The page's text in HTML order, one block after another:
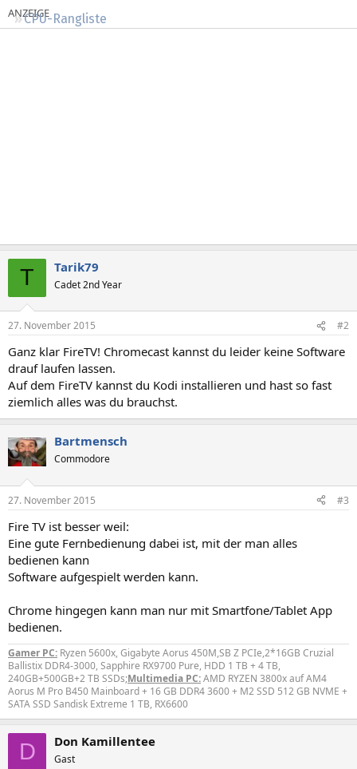
CPU-Rangliste
T Tarik79
Cadet 2nd Year
27. November 2015 #2
Ganz klar FireTV! Chromecast kannst du leider keine Software
drauf laufen lassen.
Auf dem FireTV kannst du Kodi installieren und hast so fast
ziemlich alles was du brauchst.
Bartmensch
Commodore
27. November 2015 #3
Fire TV ist besser weil:
Eine gute Fernbedienung dabei ist, mit der man alles
bedienen kann
Software aufgespielt werden kann.
Chrome hingegen kann man nur mit Smartfone/Tablet App
bedienen.
Gamer PC: Ryzen 5600x, Gigabyte Aorus 450M,SB Z PCIe,2*16GB Cruzial
Ballistix DDR4-3000, Sapphire RX9700 Pure, HDD 1 TB + 4 TB,
240GB+500GB+2 TB SSDs;Multimedia PC:AMD RYZEN 3800x auf AM4
Aorus M Pro B450 Mainboard + 16 GB DDR4 3600 + M2 SSD 512 GB NVME +
SATA SSD Sandisk Extreme 1 TB, RX6600
D Don Kamillentee
Gast